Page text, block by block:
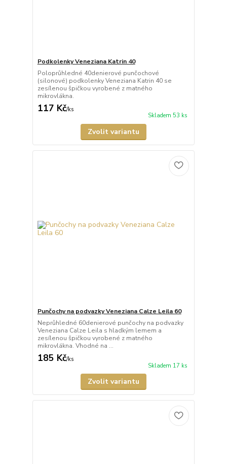
Podkolenky Veneziana Katrin 40
Poloprůhledné 40denierové punčochové
(silonové) podkolenky Veneziana Katrin 40 se
zesílenou špičkou vyrobené z matného
mikrovlákna.
117 Kč/ks
Skladem 53 ks
Zvolit variantu
Punčochy na podvazky Veneziana Calze Leila 60
Neprůhledné 60denierové punčochy na podvazky
Veneziana Calze Leila s hladkým lemem a
zesílenou špičkou vyrobené z matného
mikrovlákna. Vhodné na ...
185 Kč/ks
Skladem 17 ks
Zvolit variantu